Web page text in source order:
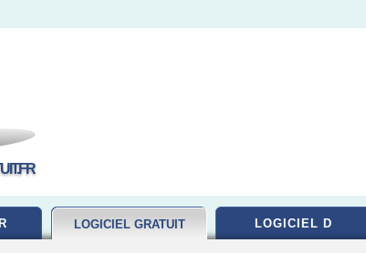
LOGICIEL GRATUIT LOGICIEL D